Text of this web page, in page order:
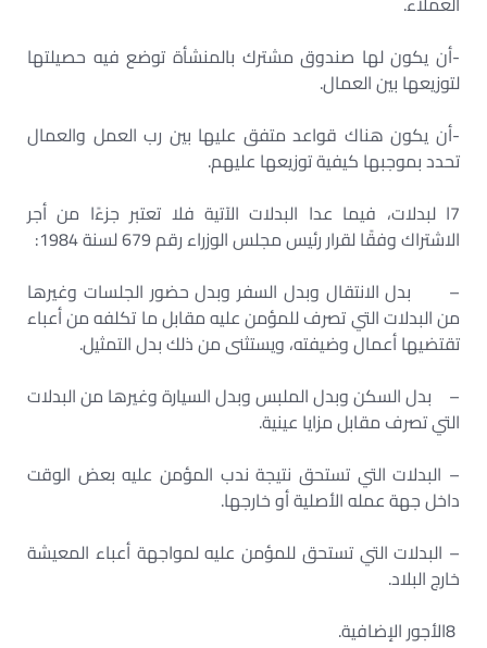
-أن يكون لها صندوق مشترك بالمنشأة توضع فيه حصيلتها
لتوزيعها بين العمال.
-أن يكون هناك قواعد متفق عليها بين رب العمل والعمال
تحدد بموجبها كيفية توزيعها عليهم.
7ا لبدلات، فيما عدا البدلات الآتية فلا تعتبر جزءًا من أجر
الاشتراك وفقًا لقرار رئيس مجلس الوزراء رقم 679 لسنة 1984
:
– بدل الانتقال وبدل السفر وبدل حضور الجلسات وغيرها
من البدلات التي تصرف للمؤمن عليه مقابل ما تكلفه من أعباء
تقتضيها أعمال وضيفته، ويستثنى من ذلك بدل التمثيل.
– بدل السكن وبدل الملبس وبدل السيارة وغيرها من البدلات
التي تصرف مقابل مزايا عينية.
– البدلات التي تستحق نتيجة ندب المؤمن عليه بعض الوقت
داخل جهة عمله الأصلية أو خارجها.
– البدلات التي تستحق للمؤمن عليه لمواجهة أعباء المعيشة
خارج البلاد.
8الأجور الإضافية.